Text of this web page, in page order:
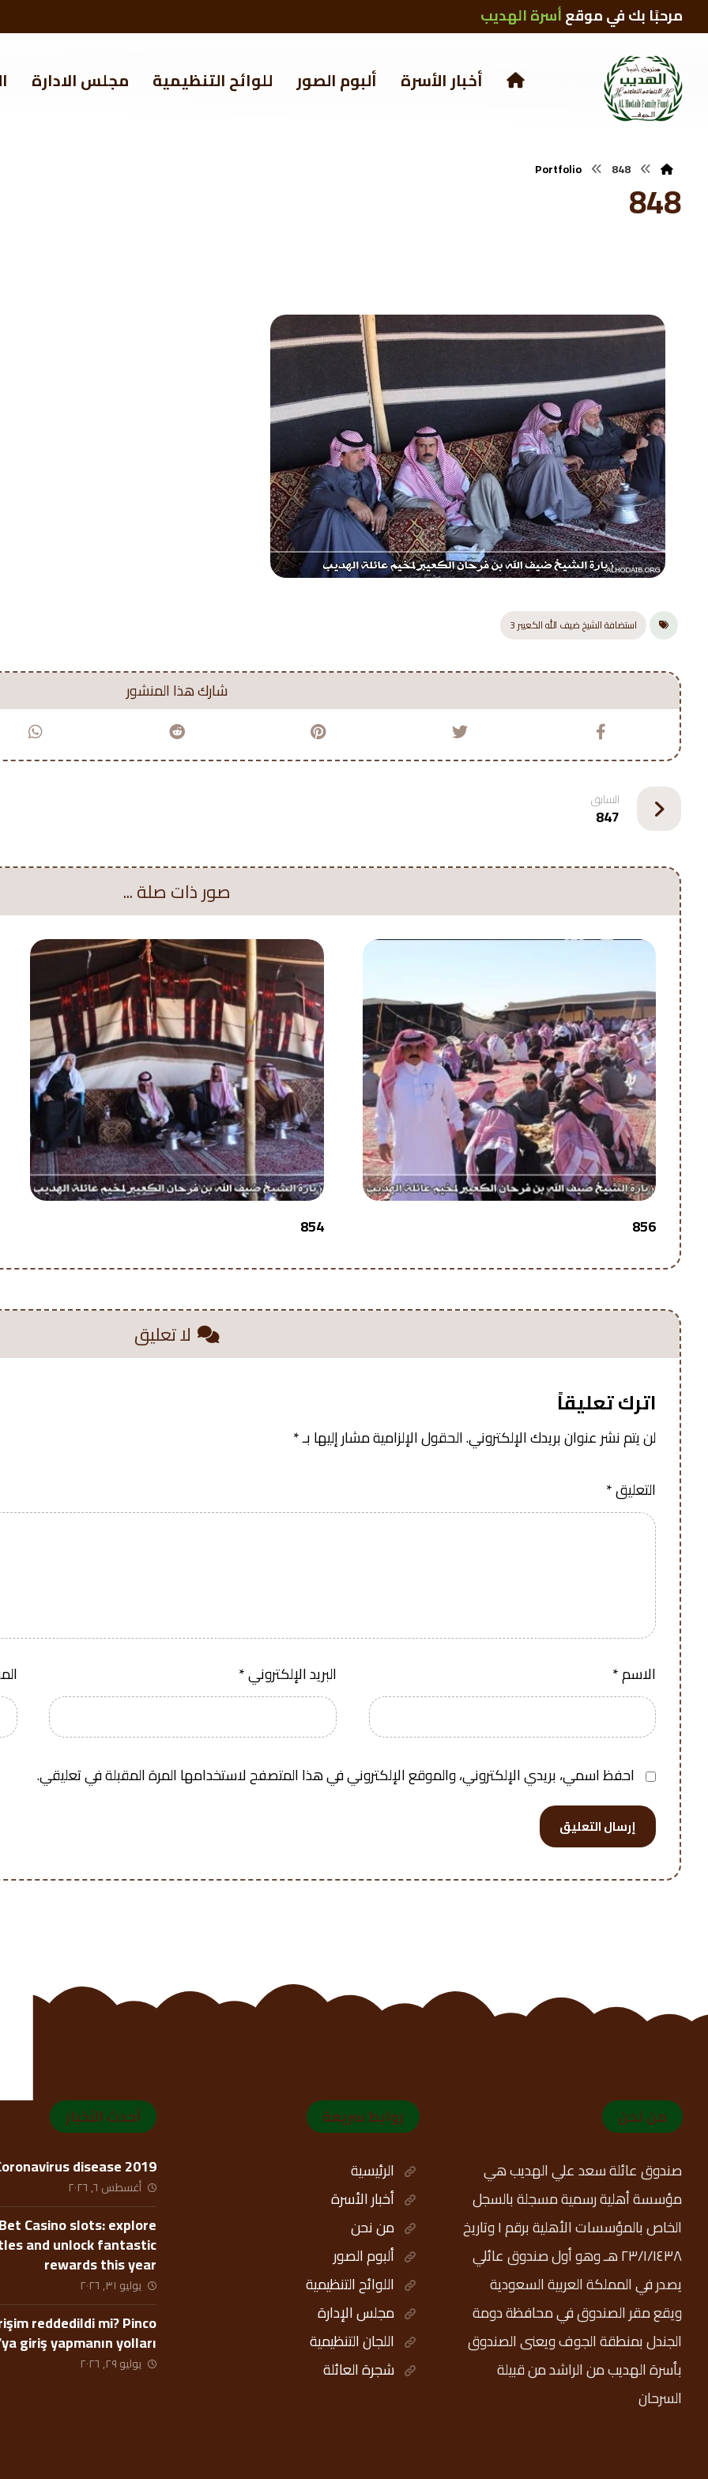
مرحبًا بك في موقعأسرة الهديب
أخبار الأسرة ألبوم الصور للوائح التنظيمية مجلس الادارة
Portfolio 848
848
استضافة الشيخ ضيف الله الكعيبر 3
السابق
847
صور ذات صلة ...
856
854
لا تعليق
اترك تعليقاً
لن يتم نشر عنوان بريدك الإلكتروني.الحقول الإلزامية مشار إليها بـ*
التعليق*
الاسم* البريد الإلكتروني*
احفظ اسمي، بريدي الإلكتروني، والموقع الإلكتروني في هذا المتصفح لاستخدامها المرة المقبلة في تعليقي.
إرسال التعليق
من نحن
صندوق عائلة سعد علي الهديب هي
مؤسسة أهلية رسمية مسجلة بالسجل
الخاص بالمؤسسات الأهلية برقم ١ وتاريخ
٢٣/١/١٤٣٨ هـ وهو أول صندوق عائلي
يصدر في المملكة العربية السعودية
ويقع مقر الصندوق في محافظة دومة
الجندل بمنطقة الجوف ويعنى الصندوق
بأسرة الهديب من الراشد من قبيلة
السرحان
روابط سريعة
الرئيسية
أخبار الأسرة
من نحن
ألبوم الصور
اللوائح التنظيمية
مجلس الإدارة
اللجان التنظيمية
شجرة العائلة
أحدث الأخبار
disease 2019
أغسطس ٦, ٢٠٢٦
Casino slots: explore
and unlock fantastic
rewards this year
يوليو ٣١, ٢٠٢٦
reddedildi mi? Pinco
giriş yapmanın yolları
يوليو ٢٩, ٢٠٢٦